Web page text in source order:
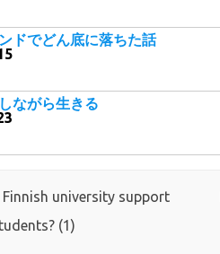
ドでどん底に落ちた話
ながら生きる
university support
(1)